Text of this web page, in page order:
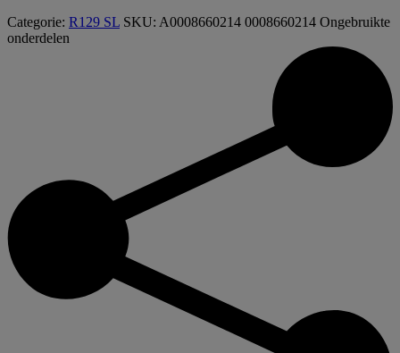
Categorie: R129 SL SKU: A0008660214 0008660214 Ongebruikte
onderdelen